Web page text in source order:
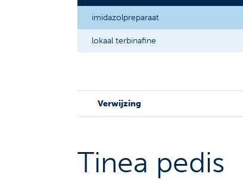
imidazolpreparaat
lokaal terbinafine
Verwijzing
Tinea pedis